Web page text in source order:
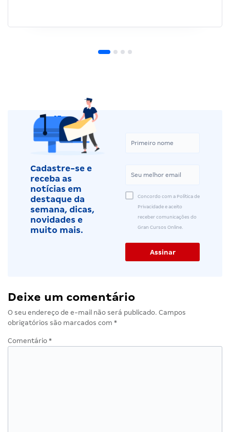
Cadastre-se e
receba as
notícias em
destaque da
semana, dicas,
novidades e
muito mais.
Concordo com a Política de
Privacidade e aceito
receber comunicações do
Gran Cursos Online.
Deixe um comentário
O seu endereço de e-mail não será publicado. Campos
obrigatórios são marcados com *
Comentário *